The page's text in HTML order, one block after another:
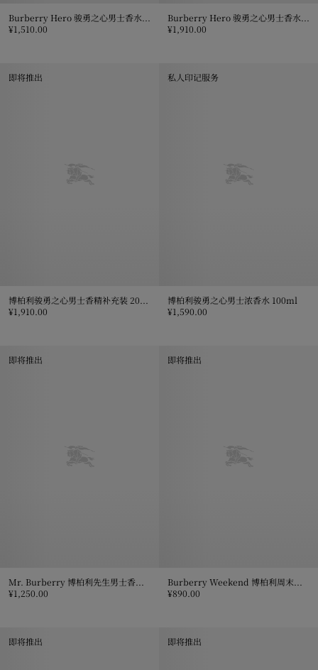
¥1,510.00
¥1,910.00
即将推出
¥1,910.00
私人印记服务
博柏利骏勇之心男士浓香水 100ml
¥1,590.00
即将推出
¥1,250.00
即将推出
¥890.00
即将推出 即将推出